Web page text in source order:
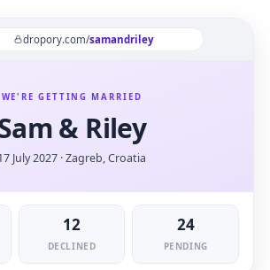
dropory.com/samandriley
WE'RE GETTING MARRIED
& Riley
July 2027 · Zagreb, Croatia
12
DECLINED
24
PENDING